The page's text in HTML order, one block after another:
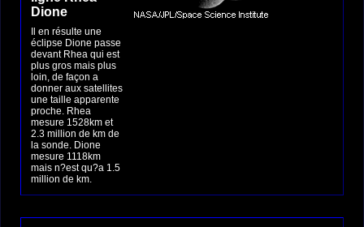
Dione
Il en résulte une
éclipse Dione passe
devant Rhea qui est
plus gros mais plus
loin, de façon a
donner aux satellites
une taille apparente
proche. Rhea
mesure 1528km et
2.3 million de km de
la sonde. Dione
mesure 1118km
mais n?est qu?a 1.5
million de km.